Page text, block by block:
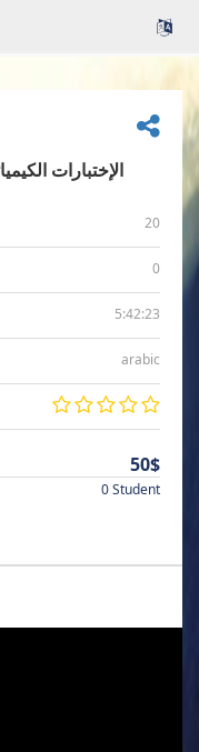
الإختبارات
20
0
5:42:23
arabic
50$
0 Student